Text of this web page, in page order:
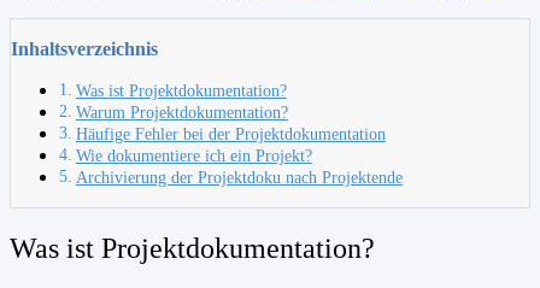
Inhaltsverzeichnis
Was ist Projektdokumentation?
Warum Projektdokumentation?
Häufige Fehler bei der Projektdokumentation
Wie dokumentiere ich ein Projekt?
Archivierung der Projektdoku nach Projektende
Was ist Projektdokumentation?